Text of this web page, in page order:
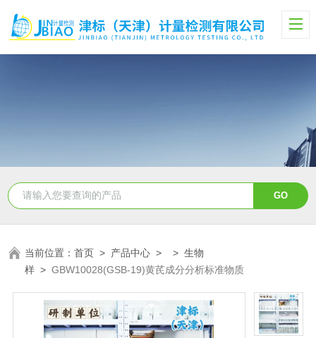
当前位置：首页 > 产品中心 > >生物
样 >GBW10028(GSB-19)黄芪成分分析标准物质